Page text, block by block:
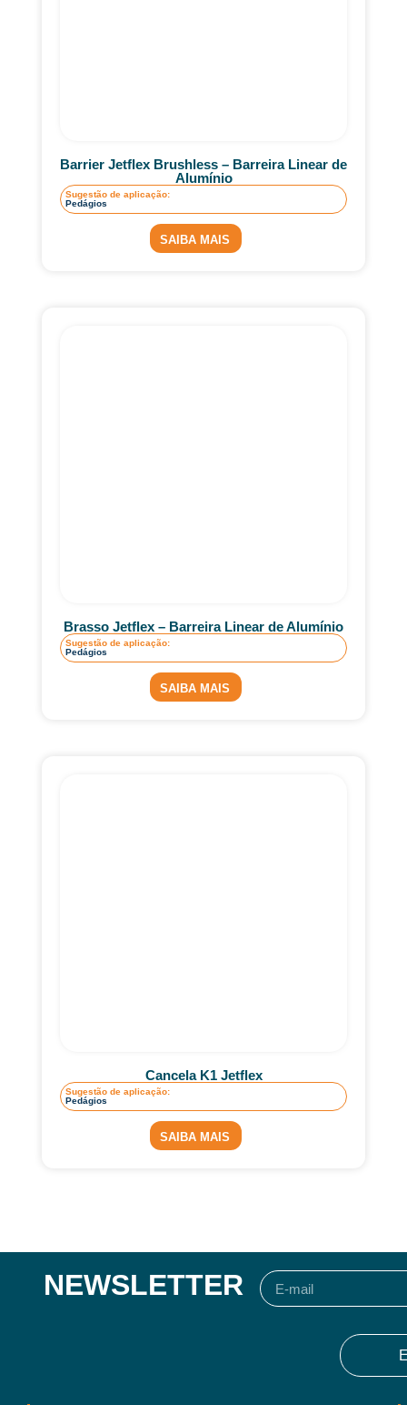
Barrier Jetflex Brushless – Barreira Linear de
Alumínio
Sugestão de aplicação:
Pedágios
SAIBA MAIS
Brasso Jetflex – Barreira Linear de Alumínio
Sugestão de aplicação:
Pedágios
SAIBA MAIS
Cancela K1 Jetflex
Sugestão de aplicação:
Pedágios
SAIBA MAIS
NEWSLETTER